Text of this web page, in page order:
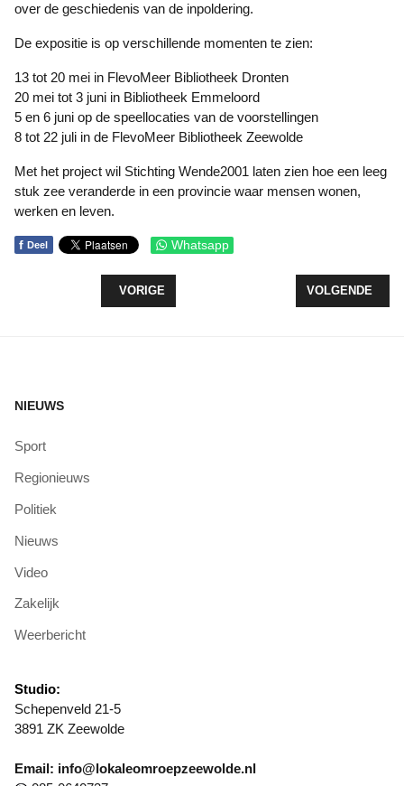
over de geschiedenis van de inpoldering.
De expositie is op verschillende momenten te zien:
13 tot 20 mei in FlevoMeer Bibliotheek Dronten
20 mei tot 3 juni in Bibliotheek Emmeloord
5 en 6 juni op de speellocaties van de voorstellingen
8 tot 22 juli in de FlevoMeer Bibliotheek Zeewolde
Met het project wil Stichting Wende2001 laten zien hoe een leeg
stuk zee veranderde in een provincie waar mensen wonen,
werken en leven.
f Deel Whatsapp
VORIG ARTIKEL: GGD ONDERZOEKT OPNIEUW
VORIGE VOLGENDE
VOLGENDE
NIEUWS
Sport
Regionieuws
Politiek
Nieuws
Video
Zakelijk
Weerbericht
Studio:
Schepenveld 21-5
3891 ZK Zeewolde
Email: info@lokaleomroepzeewolde.nl